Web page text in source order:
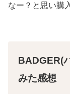
なー？と思い購
BADGER(
みた感想